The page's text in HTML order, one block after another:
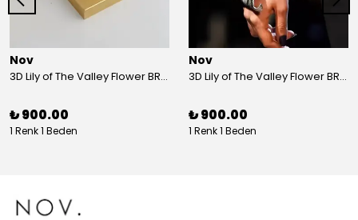
Nov
3D Lily of The Valley Flower BRACELET G
₺ 900.00
1 Renk 1 Beden
Nov
3D Lily of The Valley Flower BRACELET S
₺ 900.00
1 Renk 1 Beden